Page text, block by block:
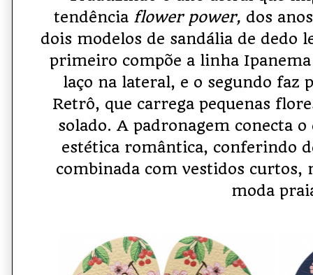
tendência flower power, dos
dois modelos de sandália de dedo
primeiro compõe a linha
laço na lateral, e o segundo faz
Retrô, que carrega pequenas
solado. A padronagem conecta
estética romântica, conferindo
combinada com vestidos curtos,
moda